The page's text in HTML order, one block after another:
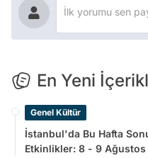
En Yeni
Genel Kültür
İstanbul'da Bu Hafta
Etkinlikler: 8 - 9 Ağustos